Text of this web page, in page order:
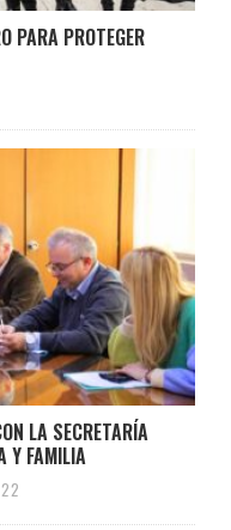
PARA PROTEGER
LA SECRETARÍA
Y FAMILIA